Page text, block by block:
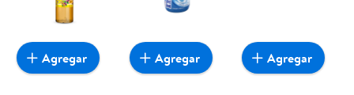
Agregar Agregar Agregar